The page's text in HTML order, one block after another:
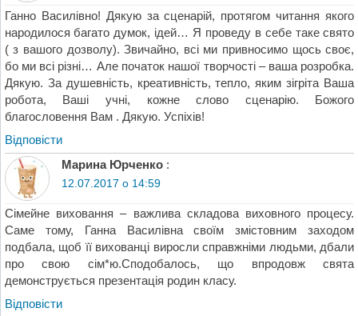
Ганно Василівно! Дякую за сценарій, протягом читання якого
народилося багато думок, ідей… Я проведу в себе таке свято
( з вашого дозволу). Звичайно, всі ми привносимо щось своє,
бо ми всі різні… Але початок нашої творчості – ваша розробка.
Дякую. За душевність, креативність, тепло, яким зігріта Ваша
робота, Ваші учні, кожне слово сценарію. Божого
благословення Вам . Дякую. Успіхів!
Відповіcти
Марина Юрченко :
12.07.2017 о 14:59
Сімейне виховання – важлива складова виховного процесу.
Саме тому, Ганна Василівна своїм змістовним заходом
подбала, щоб її вихованці виросли справжніми людьми, дбали
про свою сім*ю.Сподобалось, що впродовж свята
демонструється презентація родин класу.
Відповіcти